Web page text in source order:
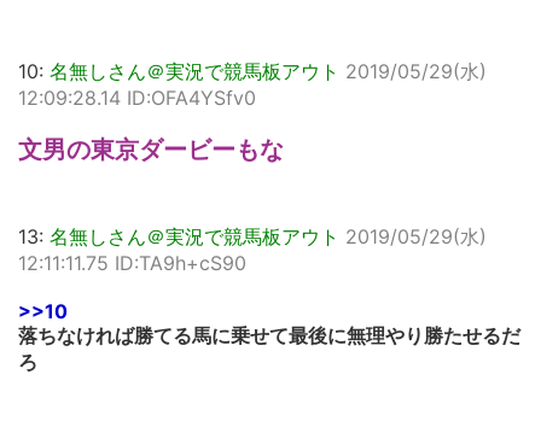
10: 名無しさん＠実況で競馬板アウト 2019/05/29(水)
12:09:28.14 ID:OFA4YSfv0
文男の東京ダービーもな
13: 名無しさん＠実況で競馬板アウト 2019/05/29(水)
12:11:11.75 ID:TA9h+cS90
>>10
落ちなければ勝てる馬に乗せて最後に無理やり勝たせるだ
ろ